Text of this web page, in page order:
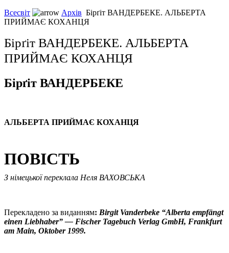
Всесвіт
Архів Бірґіт ВАНДЕРБЕКЕ. АЛЬБЕРТА
ПРИЙМАЄ КОХАНЦЯ
Бірґіт ВАНДЕРБЕКЕ. АЛЬБЕРТА
ПРИЙМАЄ КОХАНЦЯ
Бірґіт ВАНДЕРБЕКЕ
АЛЬБЕРТА ПРИЙМАЄ КОХАНЦЯ
ПОВІСТЬ
З німецької переклала Неля ВАХОВСЬКА
Перекладено за виданням: Birgit Vanderbeke “Alberta empfängt
einen Liebhaber” — Fischer Tagebuch Verlag GmbH, Frankfurt
am Main, Oktober 1999.